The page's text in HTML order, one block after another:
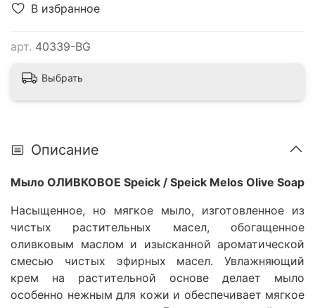
В избранное
арт. 40339-BG
Выбрать
Описание
Мыло ОЛИВКОВОЕ Speick / Speick Melos Olive Soap
Насыщенное, но мягкое мыло, изготовленное из
чистых растительных масел, обогащенное
оливковым маслом и изысканной ароматической
смесью чистых эфирных масел. Увлажняющий
крем на растительной основе делает мыло
особенно нежным для кожи и обеспечивает мягкое